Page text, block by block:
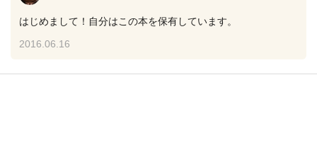
はじめまして！自分はこの本を保有しています。
2016.06.16